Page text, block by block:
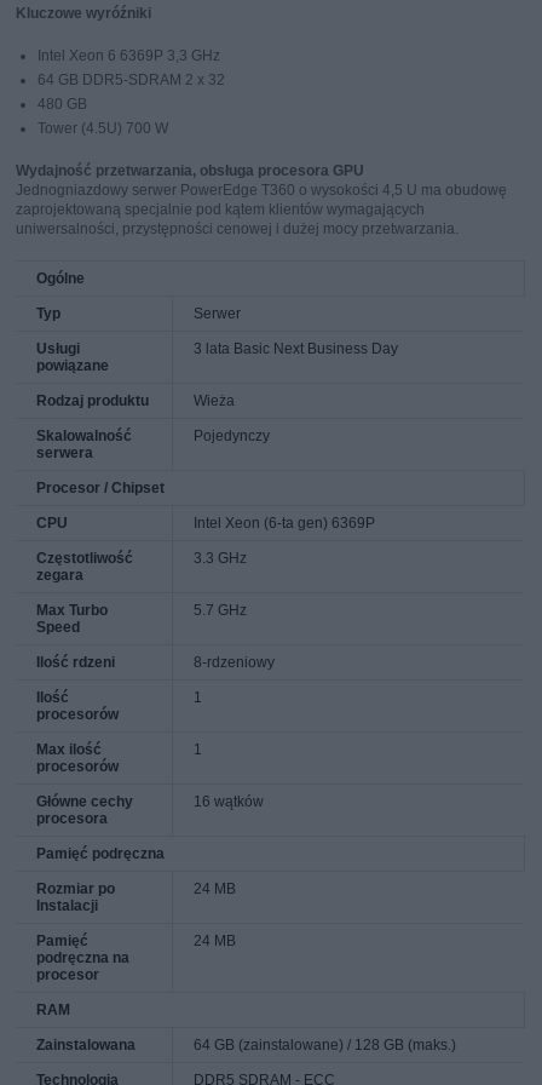
Kluczowe wyróźniki
Intel Xeon 6 6369P 3,3 GHz
64 GB DDR5-SDRAM 2 x 32
480 GB
Tower (4.5U) 700 W
Wydajność przetwarzania, obsługa procesora GPU
Jednogniazdowy serwer PowerEdge T360 o wysokości 4,5 U ma obudowę
zaprojektowaną specjalnie pod kątem klientów wymagających
uniwersalności, przystępności cenowej i dużej mocy przetwarzania.
Ogólne
Typ Serwer
Usługi
powiązane
3 lata Basic Next Business Day
Rodzaj produktu Wieża
Skalowalność
serwera
Pojedynczy
Procesor / Chipset
CPU Intel Xeon (6-ta gen) 6369P
Częstotliwość
zegara
3.3 GHz
Max Turbo
Speed
5.7 GHz
Ilość rdzeni 8-rdzeniowy
Ilość
procesorów
1
Max ilość
procesorów
1
Główne cechy
procesora
16 wątków
Pamięć podręczna
Rozmiar po
Instalacji
24 MB
Pamięć
podręczna na
procesor
24 MB
RAM
Zainstalowana 64 GB (zainstalowane) / 128 GB (maks.)
Technologia DDR5 SDRAM - ECC